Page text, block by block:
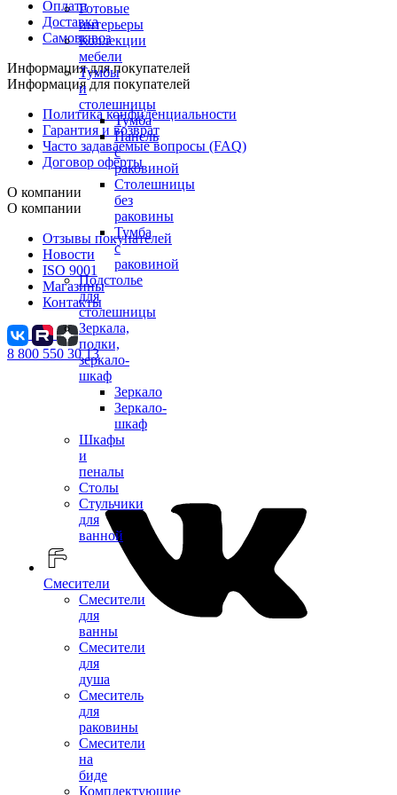
Готовые
интерьеры
Коллекции
мебели
Тумбы
и
столешницы
Тумба
Панель
с
раковиной
Столешницы
без
раковины
Тумба
с
раковиной
Подстолье
для
столешницы
Зеркала,
полки,
зеркало-
шкаф
Зеркало
Зеркало-
шкаф
Шкафы
и
пеналы
Столы
Стульчики
для
ванной
Смесители
Смесители
для
ванны
Смесители
для
душа
Смеситель
для
раковины
Смесители
на
биде
Комплектующие
Оплата
Доставка
Самовывоз
Информация для покупателей
Информация для покупателей
Политика конфиденциальности
Гарантия и возврат
Часто задаваемые вопросы (FAQ)
Договор оферты
О компании
О компании
Отзывы покупателей
Новости
ISO 9001
Магазины
Контакты
8 800 550 30 13